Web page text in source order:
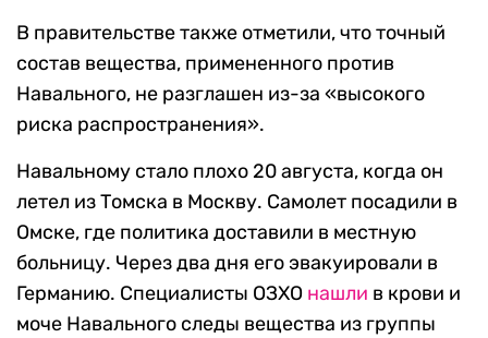
В правительстве также отметили, что точный
состав вещества, примененного против
Навального, не разглашен из-за «высокого
риска распространения».
Навальному стало плохо 20 августа, когда он
летел из Томска в Москву. Самолет посадили в
Омске, где политика доставили в местную
больницу. Через два дня его эвакуировали в
Германию. Специалисты ОЗХО нашли в крови и
моче Навального следы вещества из группы